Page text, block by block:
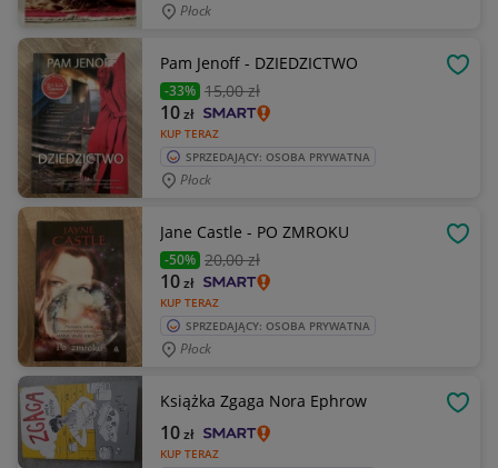
Płock
Pam Jenoff - DZIEDZICTWO
-33% 15,00 zł
KUP TERAZ
10zł
SPRZEDAJĄCY: OSOBA PRYWATNA
Płock
Jane Castle - PO ZMROKU
-50% 20,00 zł
KUP TERAZ
10zł
SPRZEDAJĄCY: OSOBA PRYWATNA
Płock
Książka Zgaga Nora Ephrow
KUP TERAZ
10zł